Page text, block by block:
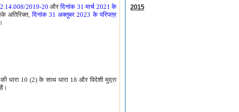
2019-20 औरदिनांक 31 मार्च 2021 के
अतिरिक्त,दिनांक 31 अक्तूबर 2023 के परिपत्र
धारा 10 (2) के साथ धारा 18 और विदेशी मुद्रा
2015